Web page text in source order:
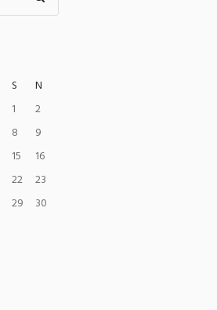
S
N
1
2
8
9
15
16
22
23
29
30